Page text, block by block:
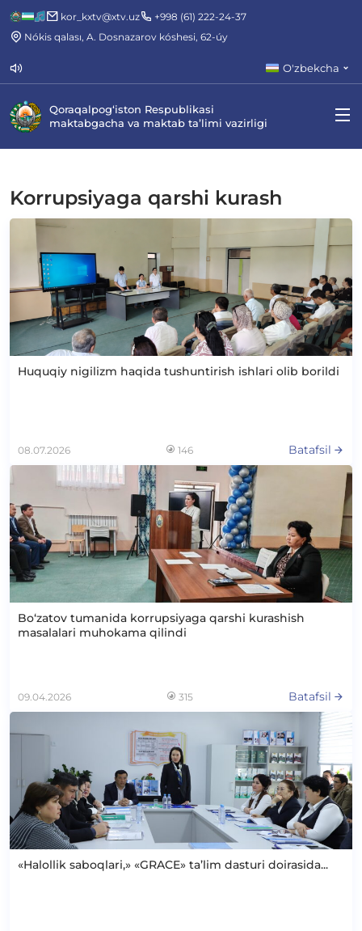
kor_kxtv@xtv.uz
+998 (61) 222-24-37
Nókis qalası, A. Dosnazarov kóshesi, 62-úy
O'zbekcha
Qoraqalpog‘iston Respublikasi
maktabgacha va maktab ta’limi vazirligi
Korrupsiyaga qarshi kurash
Huquqiy nigilizm haqida tushuntirish ishlari olib borildi
08.07.2026 146 Batafsil
Bo‘zatov tumanida korrupsiyaga qarshi kurashish
masalalari muhokama qilindi
09.04.2026 315 Batafsil
«Halollik saboqlari,» «GRACE» ta’lim dasturi doirasida...